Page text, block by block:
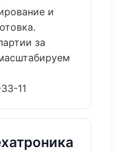
и
за
11